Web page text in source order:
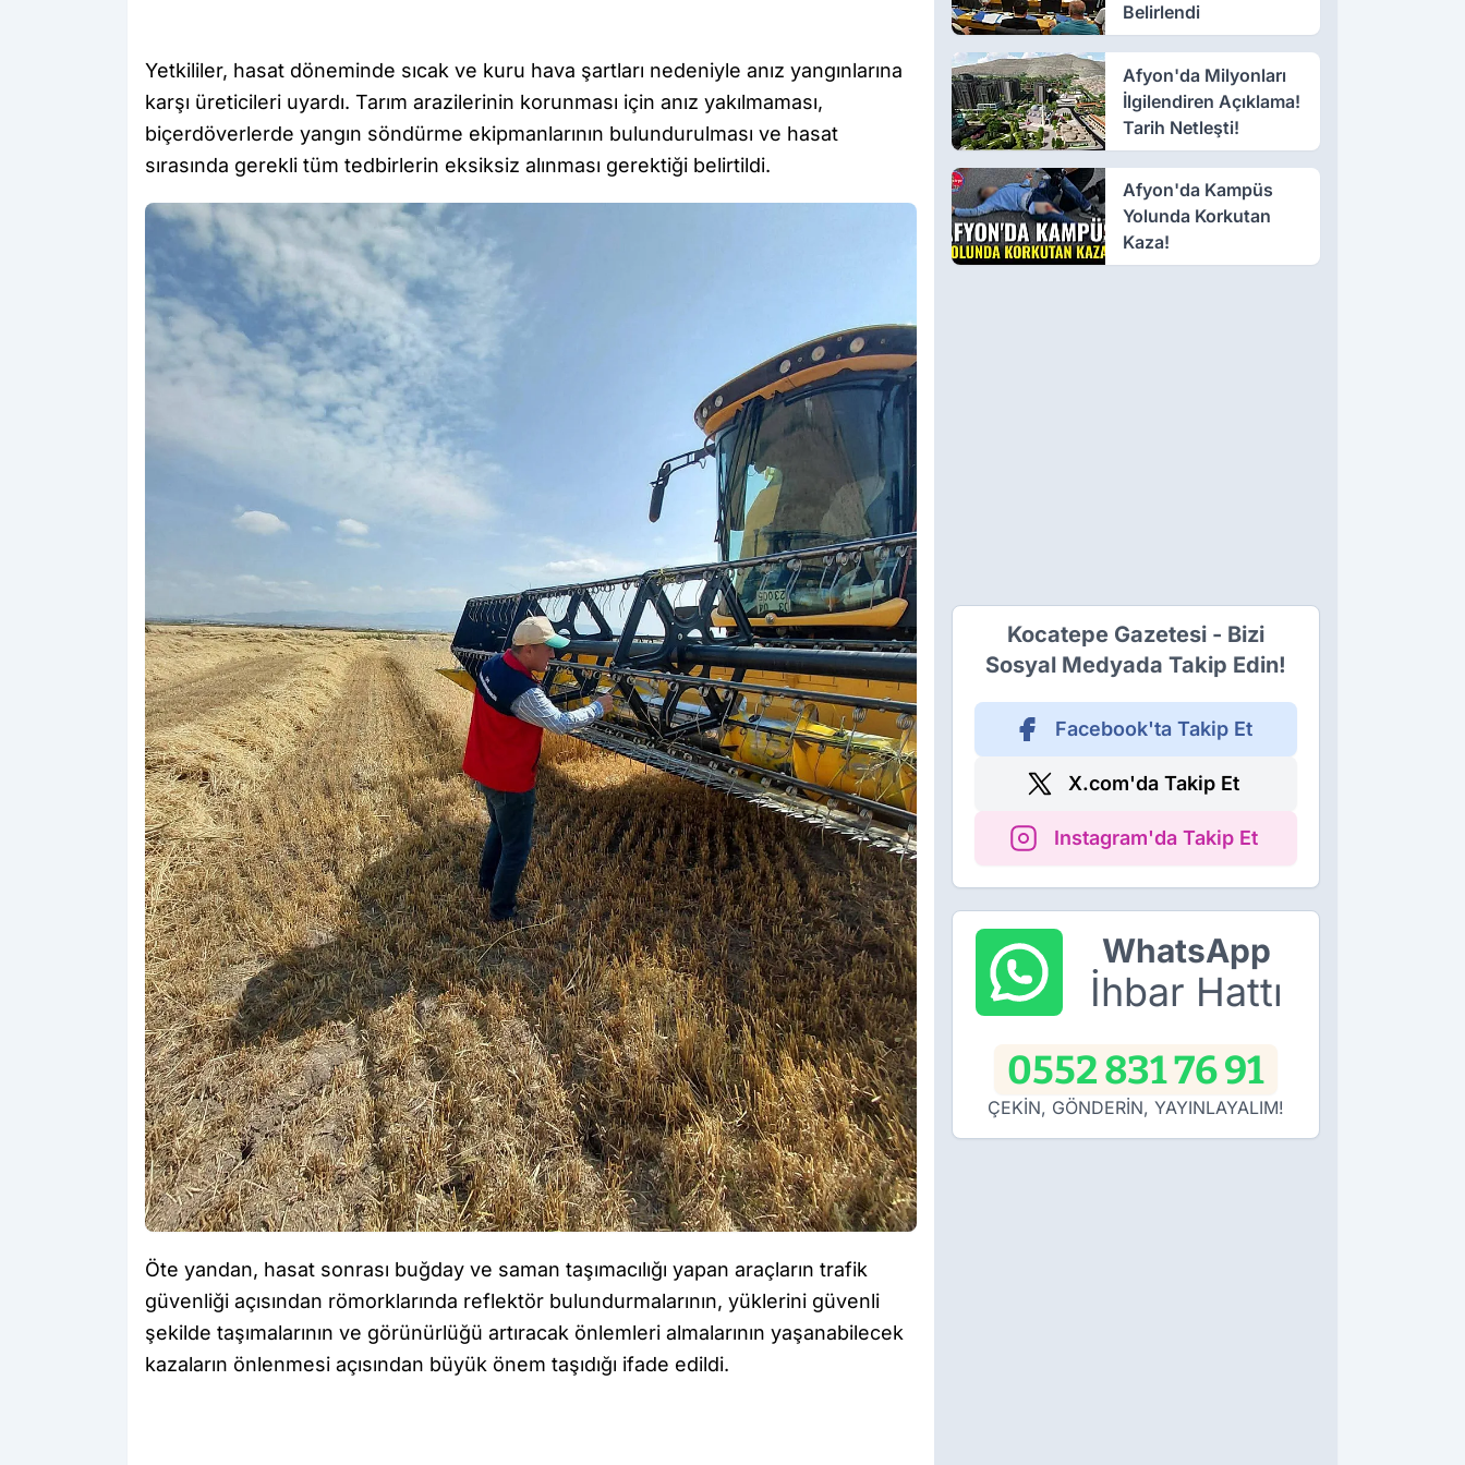
Yetkililer, hasat döneminde sıcak ve kuru hava şartları nedeniyle anız yangınlarına
karşı üreticileri uyardı. Tarım arazilerinin korunması için anız yakılmaması,
biçerdöverlerde yangın söndürme ekipmanlarının bulundurulması ve hasat
sırasında gerekli tüm tedbirlerin eksiksiz alınması gerektiği belirtildi.
Öte yandan, hasat sonrası buğday ve saman taşımacılığı yapan araçların trafik
güvenliği açısından römorklarında reflektör bulundurmalarının, yüklerini güvenli
şekilde taşımalarının ve görünürlüğü artıracak önlemleri almalarının yaşanabilecek
kazaların önlenmesi açısından büyük önem taşıdığı ifade edildi.
Belirlendi
Afyon'da Milyonları
İlgilendiren Açıklama!
Tarih Netleşti!
Afyon'da Kampüs
Yolunda Korkutan
Kaza!
Kocatepe Gazetesi - Bizi
Sosyal Medyada Takip Edin!
Facebook'ta Takip Et
X.com'da Takip Et
Instagram'da Takip Et
WhatsApp
İhbar Hattı
0552 831 76 91
ÇEKİN, GÖNDERİN, YAYINLAYALIM!